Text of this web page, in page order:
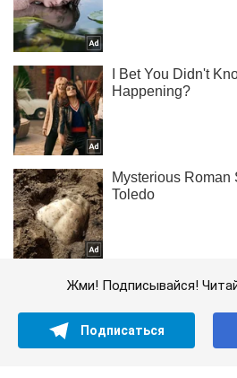
Жми! Подписывайся!
Подписаться